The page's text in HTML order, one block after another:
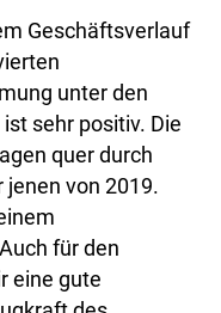
Geschäftsverlauf
unter den
sehr positiv. Die
quer durch
jenen von 2019.
für den
eine gute